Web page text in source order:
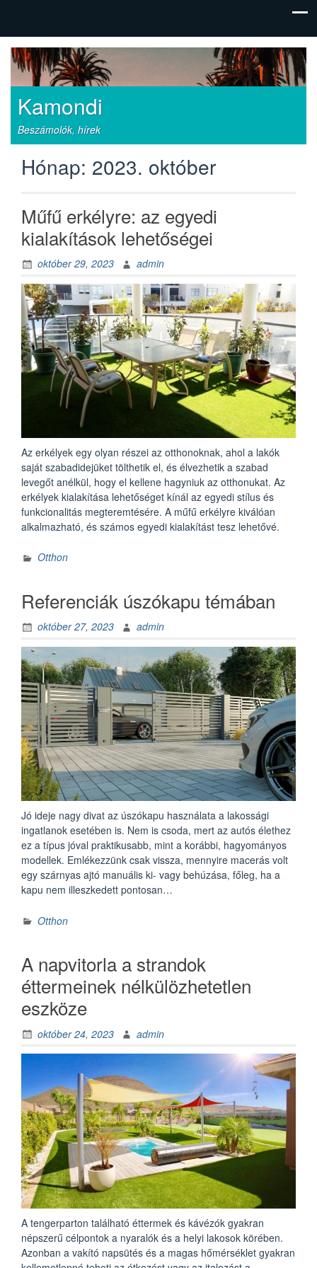
Kamondi
Beszámolók, hírek
Hónap: 2023. október
Műfű erkélyre: az egyedi
kialakítások lehetőségei
október 29, 2023 admin
Az erkélyek egy olyan részei az otthonoknak, ahol a lakók
saját szabadidejüket tölthetik el, és élvezhetik a szabad
levegőt anélkül, hogy el kellene hagyniuk az otthonukat. Az
erkélyek kialakítása lehetőséget kínál az egyedi stílus és
funkcionalitás megteremtésére. A műfű erkélyre kiválóan
alkalmazható, és számos egyedi kialakítást tesz lehetővé.
Otthon
Referenciák úszókapu témában
október 27, 2023 admin
Jó ideje nagy divat az úszókapu használata a lakossági
ingatlanok esetében is. Nem is csoda, mert az autós élethez
ez a típus jóval praktikusabb, mint a korábbi, hagyományos
modellek. Emlékezzünk csak vissza, mennyire macerás volt
egy szárnyas ajtó manuális ki- vagy behúzása, főleg, ha a
kapu nem illeszkedett pontosan…
Otthon
A napvitorla a strandok
éttermeinek nélkülözhetetlen
eszköze
október 24, 2023 admin
A tengerparton található éttermek és kávézók gyakran
népszerű célpontok a nyaralók és a helyi lakosok körében.
Azonban a vakító napsütés és a magas hőmérséklet gyakran